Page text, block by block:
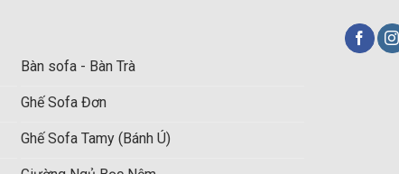
Bàn sofa - Bàn Trà
Ghế Sofa Đơn
Ghế Sofa Tamy (Bánh Ú)